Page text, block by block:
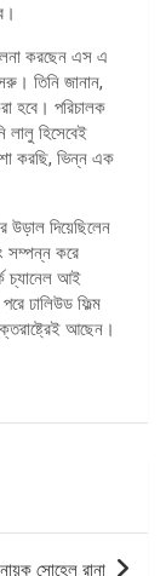
করছেন এস এ
তিনি জানান,
হবে। পরিচালক
লালু হিসেবেই
করছি, ভিন্ন এক
উড়াল দিয়েছিলেন
সম্পন্ন করে
চ্যানেল আই
ঢালিউড ফিল্ম
আছেন।
সোহেল রানা